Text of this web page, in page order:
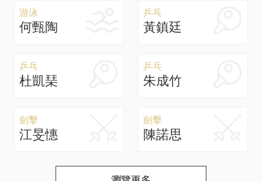
游泳
何甄陶
乒乓
黃鎮廷
乒乓
杜凱琹
乒乓
朱成竹
劍擊
江旻憓
劍擊
陳諾思